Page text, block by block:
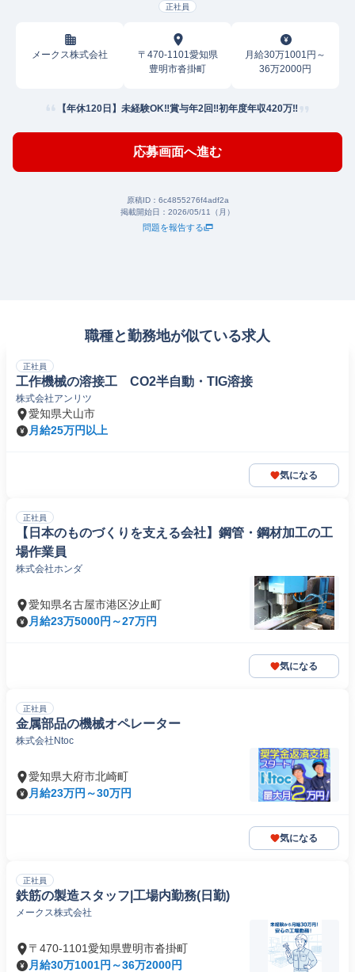
正社員
メークス株式会社
〒470-1101愛知県
豊明市沓掛町
月給30万1001円～
36万2000円
【年休120日】未経験OK‼賞与年2回‼初年度年収420万‼
応募画面へ進む
原稿ID： 6c4855276f4adf2a
掲載開始日： 2026/05/11（月）
問題を報告する
職種と勤務地が似ている求人
正社員
工作機械の溶接工 CO2半自動・TIG溶接
株式会社アンリツ
愛知県犬山市
月給25万円以上
気になる
正社員
【日本のものづくりを支える会社】鋼管・鋼材加工の工
場作業員
株式会社ホンダ
愛知県名古屋市港区汐止町
月給23万5000円～27万円
気になる
正社員
金属部品の機械オペレーター
株式会社Ntoc
愛知県大府市北崎町
月給23万円～30万円
気になる
正社員
鉄筋の製造スタッフ|工場内勤務(日勤)
メークス株式会社
〒470-1101愛知県豊明市沓掛町
月給30万1001円～36万2000円